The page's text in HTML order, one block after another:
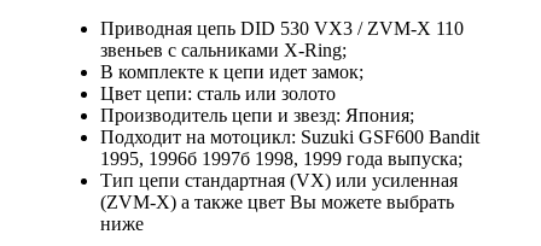
15060 ₽
Приводная цепь DID 530 VX3 / ZVM-X 110
звеньев с сальниками X-Ring;
В комплекте к цепи идет замок;
Цвет цепи: сталь или золото
Производитель цепи и звезд: Япония;
Подходит на мотоцикл: Suzuki GSF600 Bandit
1995, 1996б 1997б 1998, 1999 года выпуска;
Тип цепи стандартная (VX) или усиленная
(ZVM-X) а также цвет Вы можете выбрать
ниже